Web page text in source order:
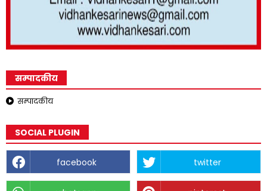
सम्पादकीय
सम्पादकीय
SOCIAL PLUGIN
facebook twitter